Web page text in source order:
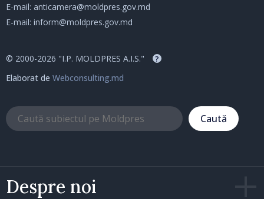
Despre noi
E-mail: anticamera@moldpres.gov.md
E-mail: inform@moldpres.gov.md
© 2000-2026 "I.P. MOLDPRES A.I.S." ?
Elaborat de Webconsulting.md
Caută